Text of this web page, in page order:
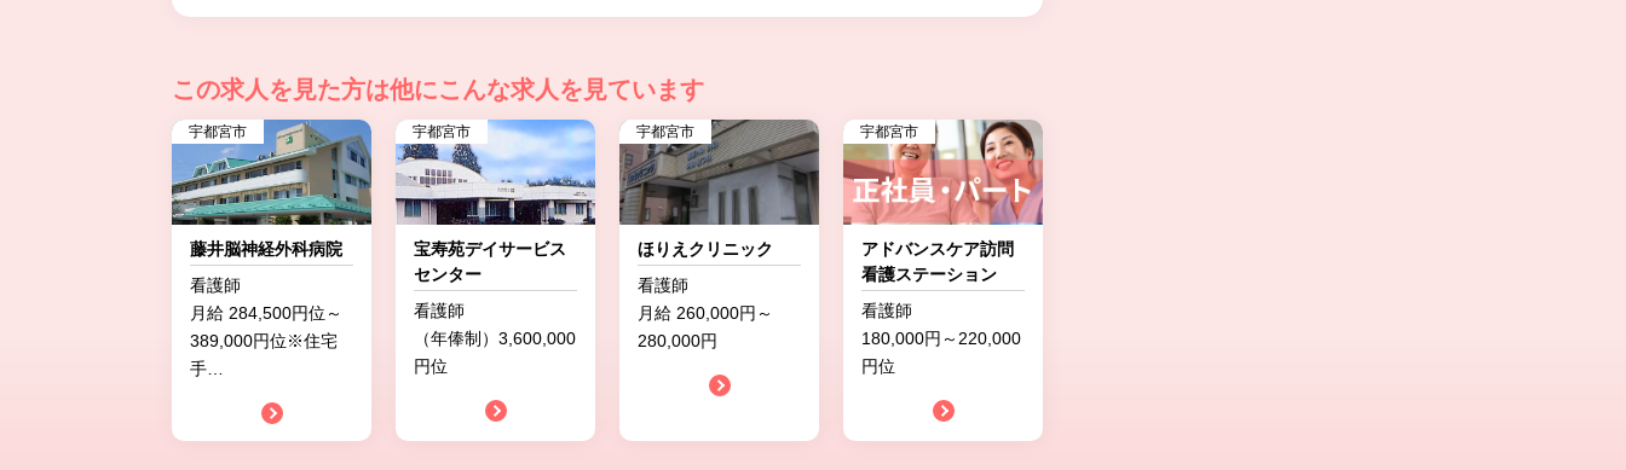
この求人を見た方は他にこんな求人を見ています
宇都宮市
藤井脳神経外科病院
看護師
月給 284,500円位～
389,000円位※住宅
手
宇都宮市
宝寿苑デイサービス
センター
看護師
（年俸制）3,600,000
円位
宇都宮市
ほりえクリニック
看護師
月給 260,000円～
280,000円
宇都宮市
アドバンスケア訪問
看護ステーション
看護師
180,000円～220,000
円位